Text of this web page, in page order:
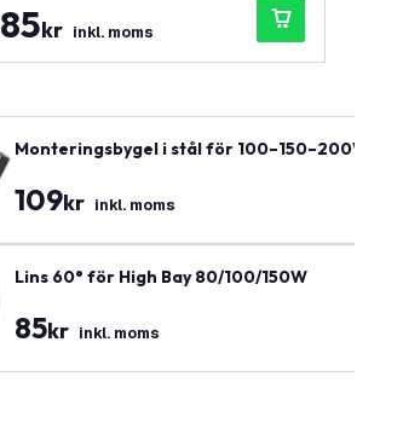
85kr inkl. moms
Monteringsbygel i stål för 100–150–200W
109kr inkl. moms
Lins 60° för High Bay 80/100/150W
85kr inkl. moms